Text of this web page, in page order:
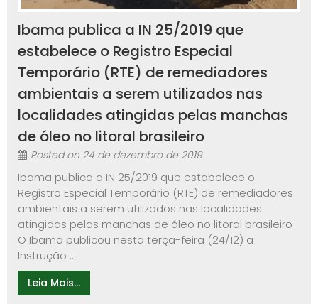
Ibama publica a IN 25/2019 que
estabelece o Registro Especial
Temporário (RTE) de remediadores
ambientais a serem utilizados nas
localidades atingidas pelas manchas
de óleo no litoral brasileiro
Posted on 24 de dezembro de 2019
Ibama publica a IN 25/2019 que estabelece o
Registro Especial Temporário (RTE) de remediadores
ambientais a serem utilizados nas localidades
atingidas pelas manchas de óleo no litoral brasileiro
O Ibama publicou nesta terça-feira (24/12) a
Instrução ...
Leia Mais...